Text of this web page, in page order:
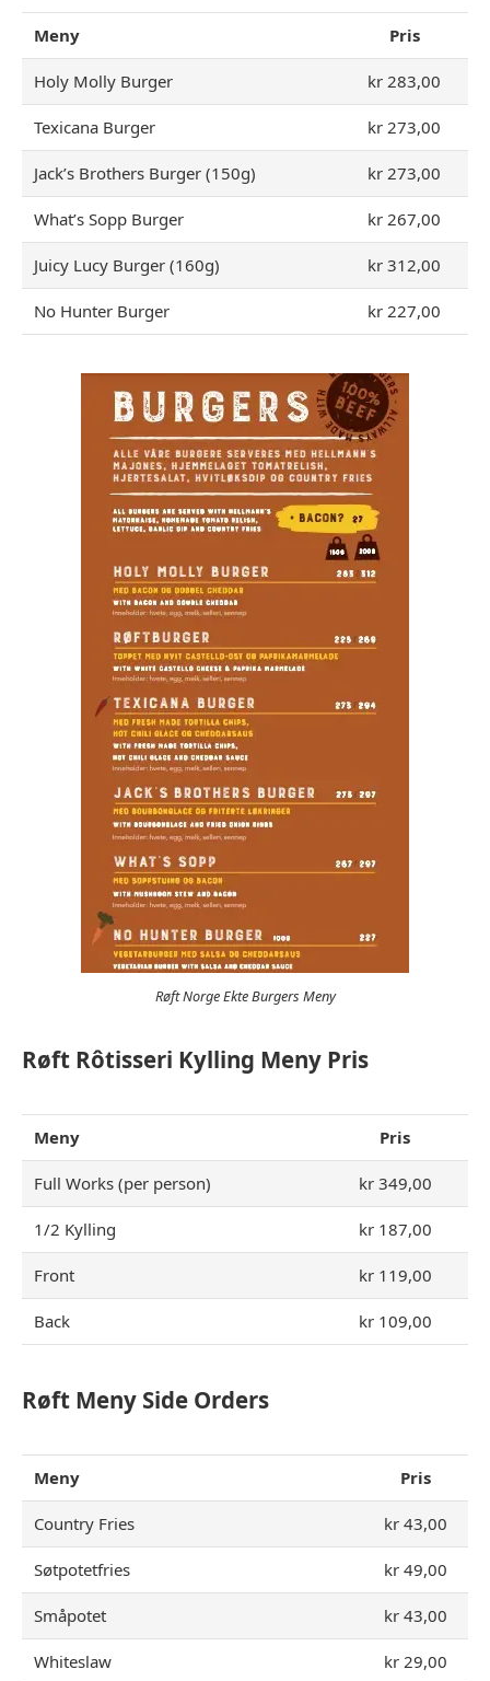
Meny Pris
Holy Molly Burger kr 283,00
Texicana Burger kr 273,00
Jack’s Brothers Burger (150g) kr 273,00
What’s Sopp Burger kr 267,00
Juicy Lucy Burger (160g) kr 312,00
No Hunter Burger kr 227,00
Røft Norge Ekte Burgers Meny
Røft Rôtisseri Kylling Meny Pris
Meny Pris
Full Works (per person) kr 349,00
1/2 Kylling kr 187,00
Front kr 119,00
Back kr 109,00
Røft Meny Side Orders
Meny Pris
Country Fries kr 43,00
Søtpotetfries kr 49,00
Småpotet kr 43,00
Whiteslaw kr 29,00